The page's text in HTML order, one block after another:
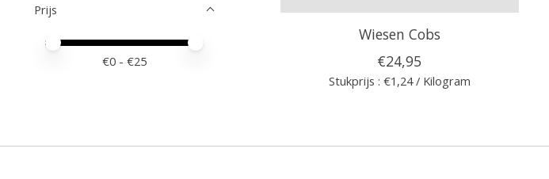
Prijs
Minimale prijswaarde
Price maximum value
€0 - €25
Wiesen Cobs
€24,95
Stukprijs : €1,24 / Kilogram